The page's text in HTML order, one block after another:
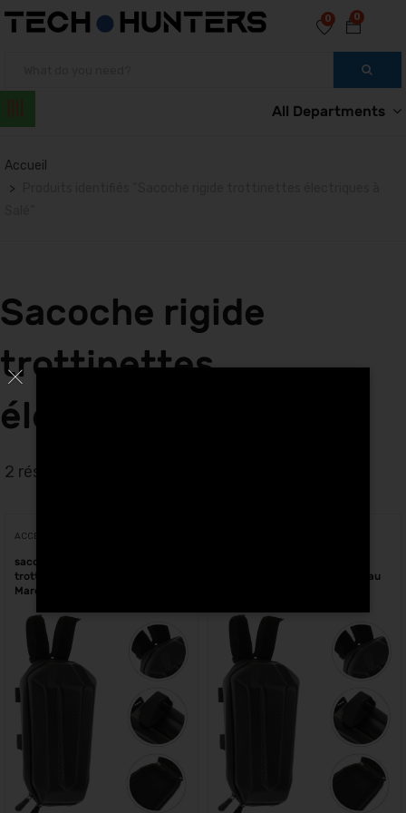
0
0
All Departments
Accueil
Sacoche rigide
trottinettes
électriques à Salé
2 résultats affichés
ACCESSOIRES
sacoche rigide 2 Litres pour
trottinette électrique et vélo au
Maroc
trottinette électrique et vélo au